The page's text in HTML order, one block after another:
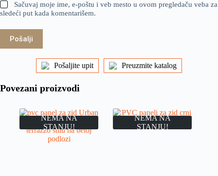
Sačuvaj moje ime, e-poštu i veb mesto u ovom pregledaču veba za
sledeći put kada komentarišem.
Pošalji
Pošaljite upit Preuzmite katalog
Povezani proizvodi
NEMA NA
STANJU!
NEMA NA
STANJU!